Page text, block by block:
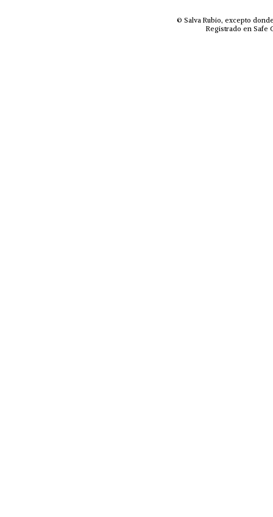
© Salva Rubio, excepto
Registrado en Safe